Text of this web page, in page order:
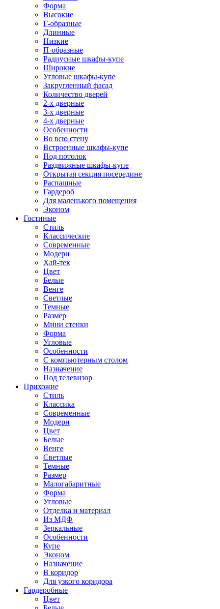
Форма
Высокие
Г-образные
Длинные
Низкие
П-образные
Радиусные шкафы-купе
Широкие
Угловые шкафы-купе
Закругленный фасад
Количество дверей
2-х дверные
3-х дверные
4-х дверные
Особенности
Во всю стену
Встроенные шкафы-купе
Под потолок
Раздвижные шкафы-купе
Открытая секция посередине
Распашные
Гардероб
Для маленького помещения
Эконом
Гостиные
Стиль
Классические
Современные
Модерн
Хай-тек
Цвет
Белые
Венге
Светлые
Темные
Размер
Мини стенки
Форма
Угловые
Особенности
С компьютерным столом
Назначение
Под телевизор
Прихожие
Стиль
Классика
Современные
Модерн
Цвет
Белые
Венге
Светлые
Темные
Размер
Малогабаритные
Форма
Угловые
Отделка и материал
Из МДФ
Зеркальные
Особенности
Купе
Эконом
Назначение
В коридор
Для узкого коридора
Гардеробные
Цвет